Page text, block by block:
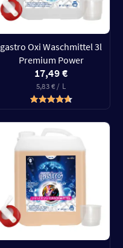
gastro Oxi Waschmittel 3l
Premium Power
17,49 €
5,83 € / L